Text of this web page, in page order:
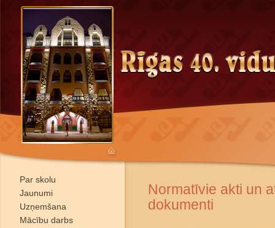
Par skolu
Jaunumi
Uzņemšana
Mācību darbs
Normatīvie akti un
dokumenti